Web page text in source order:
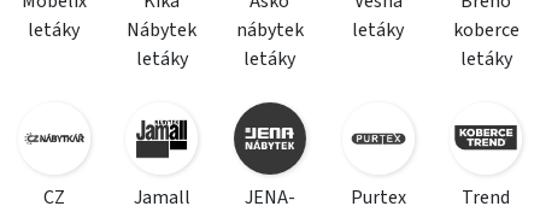
letáky
Nábytek
letáky
nábytek
letáky
letáky
koberce
letáky
CZ
Jamall
JENA-
Purtex
Trend